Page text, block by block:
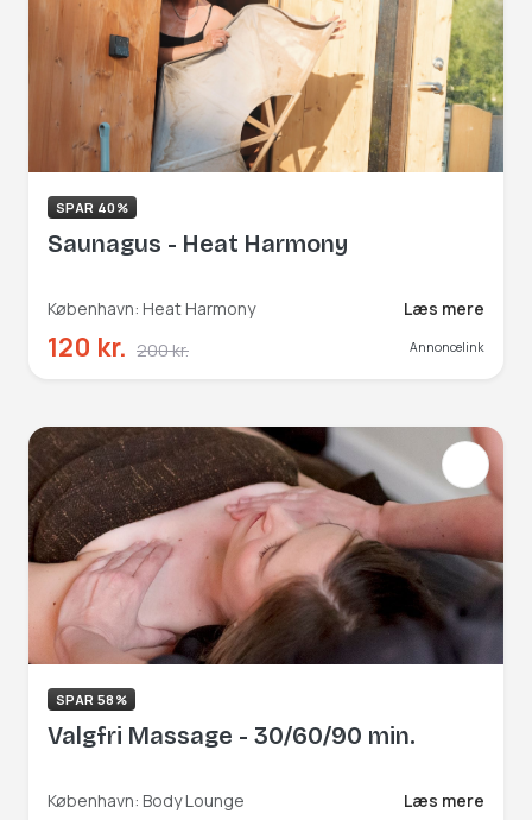
SPAR 40%
Saunagus - Heat Harmony
København: Heat Harmony Læs mere
120 kr. 200 kr. Annoncelink
SPAR 58%
Valgfri Massage - 30/60/90 min.
København: Body Lounge Læs mere